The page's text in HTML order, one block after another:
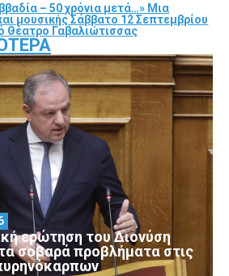
– 50 χρόνια μετά…» Μια
μουσικής Σάββατο 12 Σεπτεμβρίου
Θέατρο Γαβαλιώτισσας
ερώτηση του Διονύση
σοβαρά προβλήματα στις